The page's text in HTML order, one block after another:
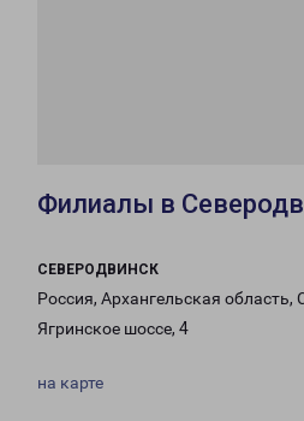
Филиалы в
СЕВЕРОДВИНСК
Россия, Архангельская область,
Ягринское шоссе, 4
на карте